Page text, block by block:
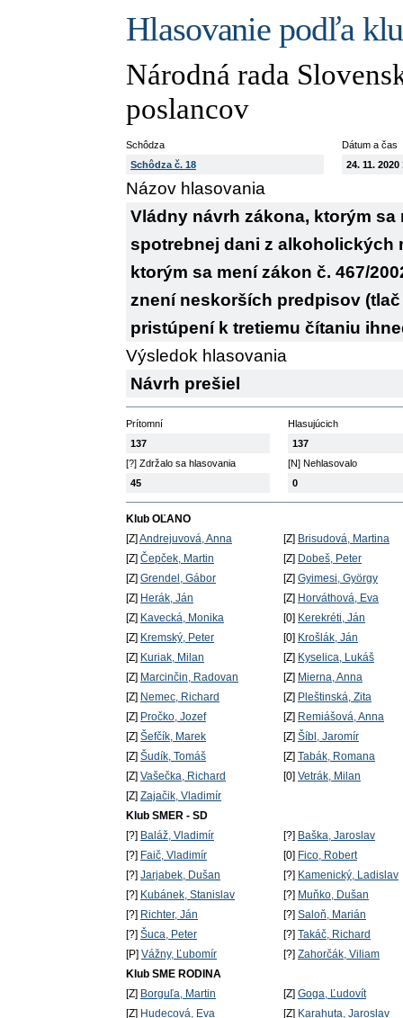
Hlasovanie podľa
Národná rada
poslancov
Schôdza
Schôdza č. 18
Dátum a čas
24. 11.
Názov hlasovania
Vládny návrh zákona, ktorým sa
spotrebnej dani z alkoholických
ktorým sa mení zákon č. 467/
znení neskorších predpisov
pristúpení k tretiemu čítaniu
Výsledok hlasovania
Návrh prešiel
Prítomní
137
Hlasujúcich
137
[?] Zdržalo sa hlasovania
45
[N] Nehlasovalo
0
Klub OĽANO
[Z] Andrejuvová, Anna [Z] Brisudová, Martina
[Z] Čepček, Martin [Z] Dobeš, Peter
[Z] Grendel, Gábor [Z] Gyimesi, György
[Z] Herák, Ján [Z] Horváthová, Eva
[Z] Kavecká, Monika [0] Kerekréti, Ján
[Z] Kremský, Peter [0] Krošlák, Ján
[Z] Kuriak, Milan [Z] Kyselica, Lukáš
[Z] Marcinčin, Radovan [Z] Mierna, Anna
[Z] Nemec, Richard [Z] Pleštinská, Zita
[Z] Pročko, Jozef [Z] Remiášová, Anna
[Z] Šefčík, Marek [Z] Šíbl, Jaromír
[Z] Šudík, Tomáš [Z] Tabák, Romana
[Z] Vašečka, Richard [0] Vetrák, Milan
[Z] Zajačik, Vladimír
Klub SMER - SD
[?] Baláž, Vladimír [?] Baška, Jaroslav
[?] Faič, Vladimír [0] Fico, Robert
[?] Jarjabek, Dušan [?] Kamenický, Ladislav
[?] Kubánek, Stanislav [?] Muňko, Dušan
[?] Richter, Ján [?] Saloň, Marián
[?] Šuca, Peter [?] Takáč, Richard
[P] Vážny, Ľubomír [?] Zahorčák, Viliam
Klub SME RODINA
[Z] Borguľa, Martin [Z] Goga, Ľudovít
[Z] Hudecová, Eva [Z] Karahuta, Jaroslav